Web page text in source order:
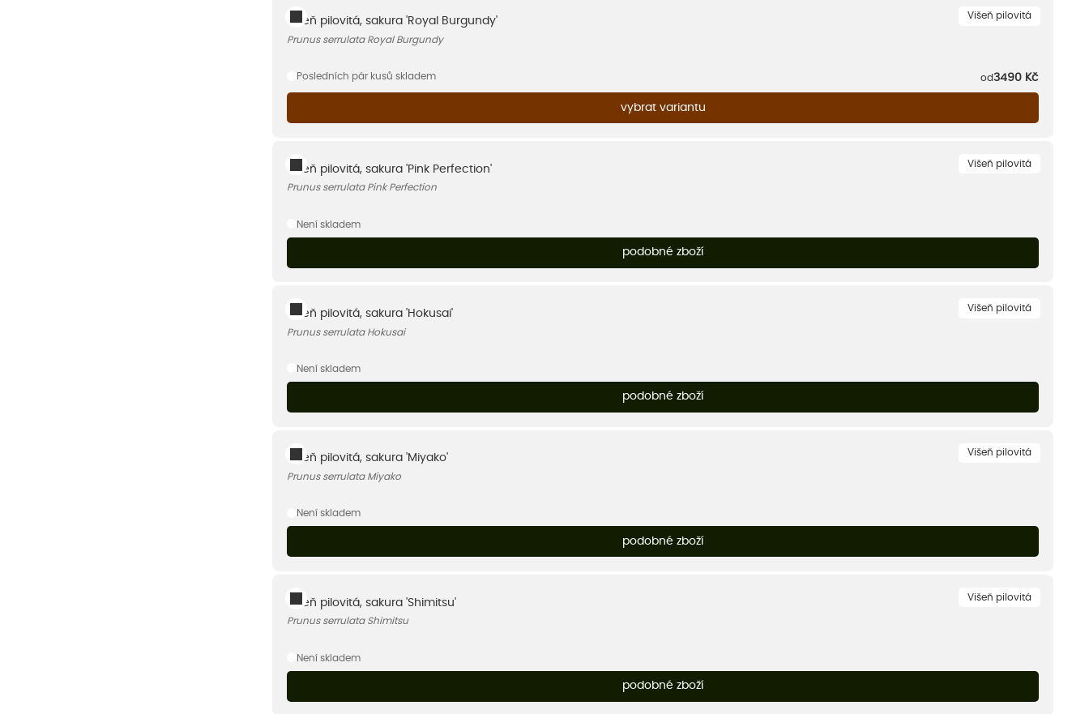
Višeň pilovitá
Višeň pilovitá, sakura 'Royal Burgundy'
Prunus serrulata Royal Burgundy
Posledních pár kusů skladem od3490 Kč
vybrat variantu
Višeň pilovitá
Višeň pilovitá, sakura 'Pink Perfection'
Prunus serrulata Pink Perfection
Není skladem
podobné zboží
Višeň pilovitá
Višeň pilovitá, sakura 'Hokusai'
Prunus serrulata Hokusai
Není skladem
podobné zboží
Višeň pilovitá
Višeň pilovitá, sakura 'Miyako'
Prunus serrulata Miyako
Není skladem
podobné zboží
Višeň pilovitá
Višeň pilovitá, sakura 'Shimitsu'
Prunus serrulata Shimitsu
Není skladem
podobné zboží